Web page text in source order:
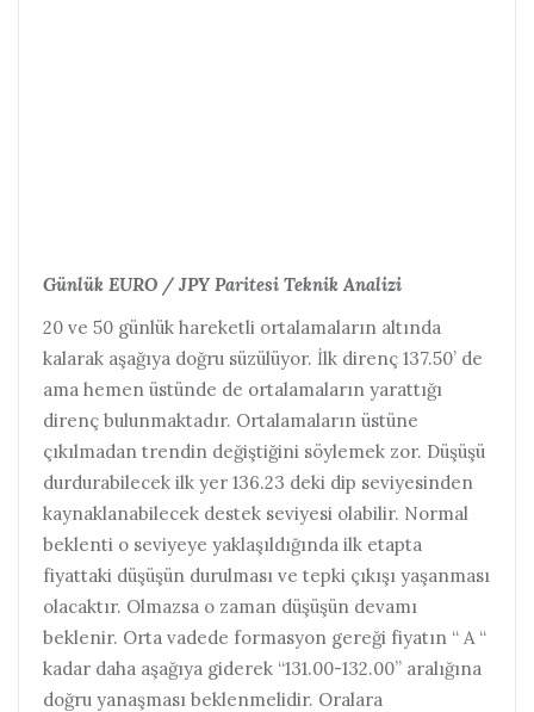
Günlük EURO / JPY Paritesi Teknik Analizi
20 ve 50 günlük hareketli ortalamaların altında
kalarak aşağıya doğru süzülüyor. İlk direnç 137.50’ de
ama hemen üstünde de ortalamaların yarattığı
direnç bulunmaktadır. Ortalamaların üstüne
çıkılmadan trendin değiştiğini söylemek zor. Düşüşü
durdurabilecek ilk yer 136.23 deki dip seviyesinden
kaynaklanabilecek destek seviyesi olabilir. Normal
beklenti o seviyeye yaklaşıldığında ilk etapta
fiyattaki düşüşün durulması ve tepki çıkışı yaşanması
olacaktır. Olmazsa o zaman düşüşün devamı
beklenir. Orta vadede formasyon gereği fiyatın “ A “
kadar daha aşağıya giderek “131.00-132.00” aralığına
doğru yanaşması beklenmelidir. Oralara